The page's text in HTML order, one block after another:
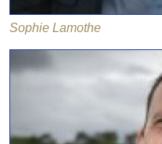
Sophie Lamothe